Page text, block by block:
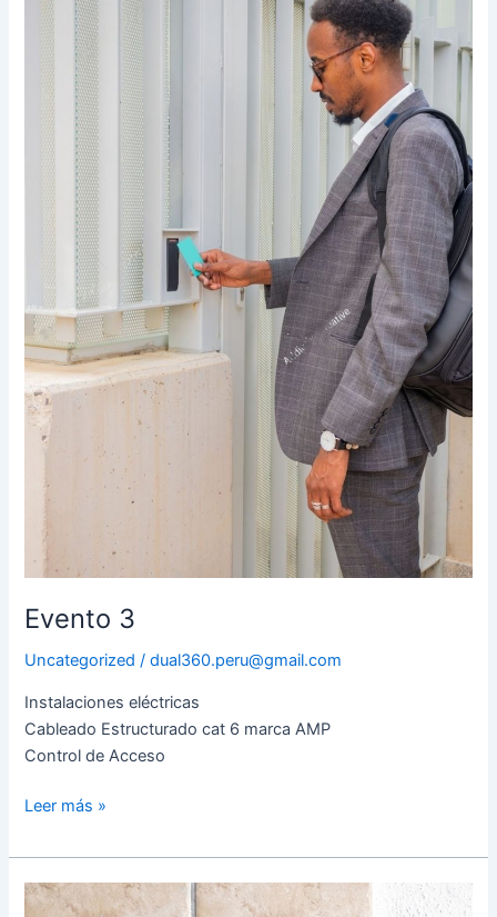
Evento 3
Uncategorized /dual360.peru@gmail.com
Instalaciones eléctricas
Cableado Estructurado cat 6 marca AMP
Control de Acceso
Leer más »
Evento